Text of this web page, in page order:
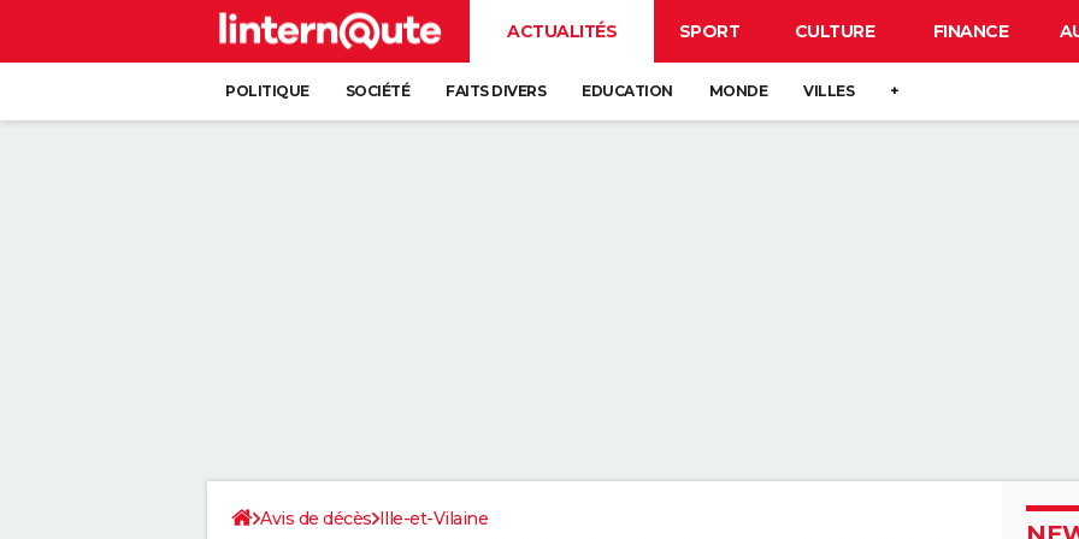
ACTUALITÉS SPORT CULTURE FINANCE
POLITIQUE SOCIÉTÉ FAITS DIVERS EDUCATION MONDE VILLES +
Avis de décès Ille-et-Vilaine